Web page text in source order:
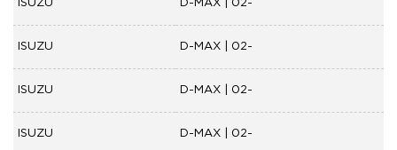
ISUZU D-MAX | 02-
ISUZU D-MAX | 02-
ISUZU D-MAX | 02-
ISUZU D-MAX | 02-